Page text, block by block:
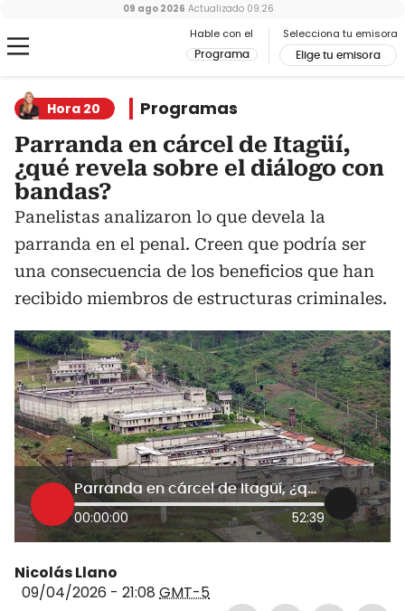
Hable con el
Programa
Selecciona tu emisora
Elige tu emisora
09 ago 2026 Actualizado 09:26
Hora 20 Programas
Parranda en cárcel de Itagüí,
¿qué revela sobre el diálogo con
bandas?
Panelistas analizaron lo que devela la
parranda en el penal. Creen que podría ser
una consecuencia de los beneficios que han
recibido miembros de estructuras criminales.
Parranda en cárcel de Itagüí, ¿qué revela sobre el diálogo con bandas?
00:00:00 52:39
Nicolás Llano
09/04/2026 - 21:08 GMT-5